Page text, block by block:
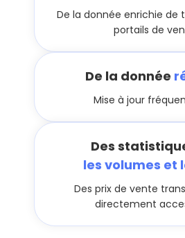
De la donnée enrichie de
portails de
De la donnée
Mise à jour
Des
les volumes et
Des prix de vente
directement